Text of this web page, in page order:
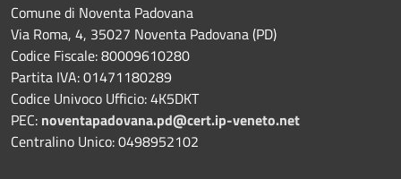
Comune di Noventa Padovana
Via Roma, 4, 35027 Noventa Padovana (PD)
Codice Fiscale: 80009610280
Partita IVA: 01471180289
Codice Univoco Ufficio: 4K5DKT
PEC: noventapadovana.pd@cert.ip-veneto.net
Centralino Unico: 0498952102